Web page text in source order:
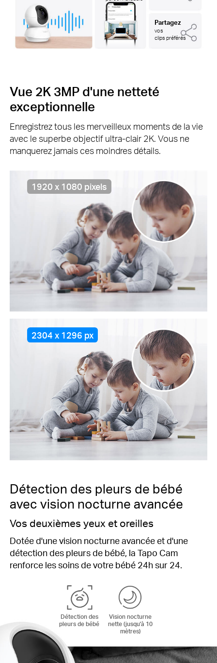
Partagez
vos
clips préférés
Vue 2K 3MP d'une netteté
exceptionnelle
Enregistrez tous les merveilleux moments de la vie
avec le superbe objectif ultra-clair 2K. Vous ne
manquerez jamais ces moindres détails.
1920 x 1080 pixels
2304 x 1296 px
Détection des pleurs de bébé
avec vision nocturne avancée
Vos deuxièmes yeux et oreilles
Dotée d'une vision nocturne avancée et d'une
détection des pleurs de bébé, la Tapo Cam
renforce les soins de votre bébé 24h sur 24.
Détection des
pleurs de bébé
Vision nocturne
nette (jusqu'à 10
mètres)